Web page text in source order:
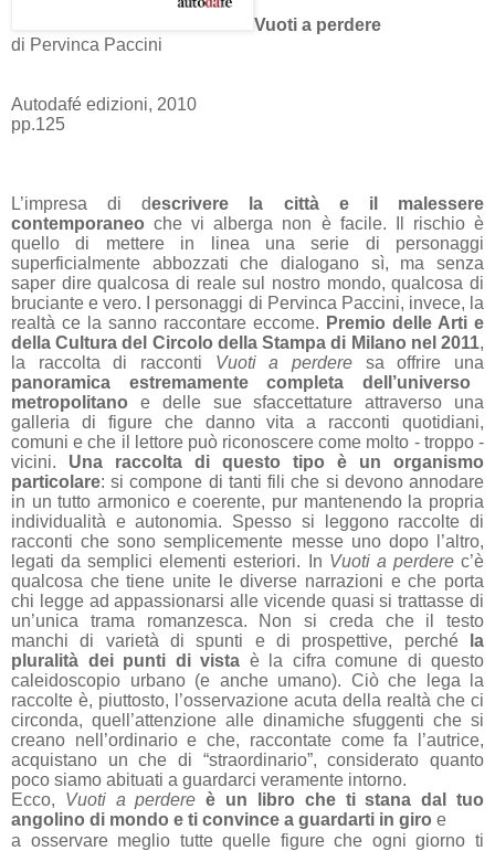
Vuoti a perdere
di Pervinca Paccini
Autodafé edizioni, 2010
pp.125
L’impresa di descrivere la città e il malessere
contemporaneo che vi alberga non è facile. Il rischio è
quello di mettere in linea una serie di personaggi
superficialmente abbozzati che dialogano sì, ma senza
saper dire qualcosa di reale sul nostro mondo, qualcosa di
bruciante e vero. I personaggi di Pervinca Paccini, invece, la
realtà ce la sanno raccontare eccome. Premio delle Arti e
della Cultura del Circolo della Stampa di Milano nel 2011,
la raccolta di racconti Vuoti a perdere sa offrire una
panoramica estremamente completa dell’universo
metropolitano e delle sue sfaccettature attraverso una
galleria di figure che danno vita a racconti quotidiani,
comuni e che il lettore può riconoscere come molto - troppo -
vicini. Una raccolta di questo tipo è un organismo
particolare: si compone di tanti fili che si devono annodare
in un tutto armonico e coerente, pur mantenendo la propria
individualità e autonomia. Spesso si leggono raccolte di
racconti che sono semplicemente messe uno dopo l’altro,
legati da semplici elementi esteriori. In Vuoti a perderec’è
qualcosa che tiene unite le diverse narrazioni e che porta
chi legge ad appassionarsi alle vicende quasi si trattasse di
un’unica trama romanzesca. Non si creda che il testo
manchi di varietà di spunti e di prospettive, perché
la
pluralità dei punti di vista è la cifra comune di questo
caleidoscopio urbano (e anche umano). Ciò che lega la
raccolte è, piuttosto, l’osservazione acuta della realtà che ci
circonda, quell’attenzione alle dinamiche sfuggenti che si
creano nell’ordinario e che, raccontate come fa l’autrice,
acquistano un che di “straordinario”, considerato quanto
poco siamo abituati a guardarci veramente intorno.
Ecco, Vuoti a perdere è un libro che ti stana dal tuo
angolino di mondo e ti convince a guardarti in giro e
a osservare meglio tutte quelle figure che ogni giorno ti